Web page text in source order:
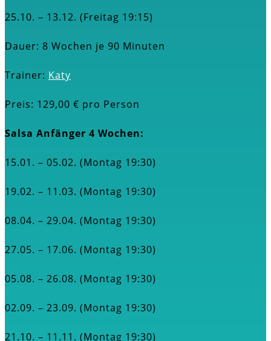
25.10. – 13.12. (Freitag 19:15)
Dauer: 8 Wochen je 90 Minuten
Trainer: Katy
Preis: 129,00 € pro Person
Salsa Anfänger 4 Wochen:
15.01. – 05.02. (Montag 19:30)
19.02. – 11.03. (Montag 19:30)
08.04. – 29.04. (Montag 19:30)
27.05. – 17.06. (Montag 19:30)
05.08. – 26.08. (Montag 19:30)
02.09. – 23.09. (Montag 19:30)
21.10. – 11.11. (Montag 19:30)